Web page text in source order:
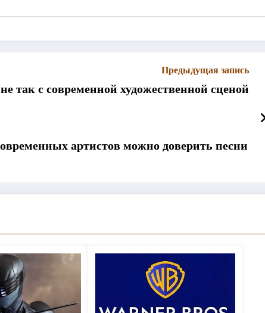
Предыдущая запись
так с современной художественной сценой
артистов можно доверить песни